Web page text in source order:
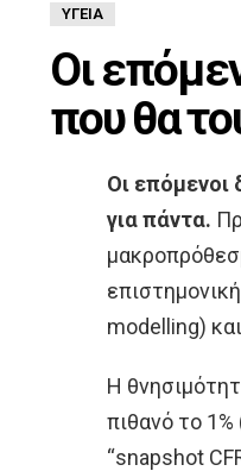
ΥΓΕΊΑ
Οι
που θα
Οι επόμενοι
για πάντα.
modelling)
Η
πιθανό το
“snapshot